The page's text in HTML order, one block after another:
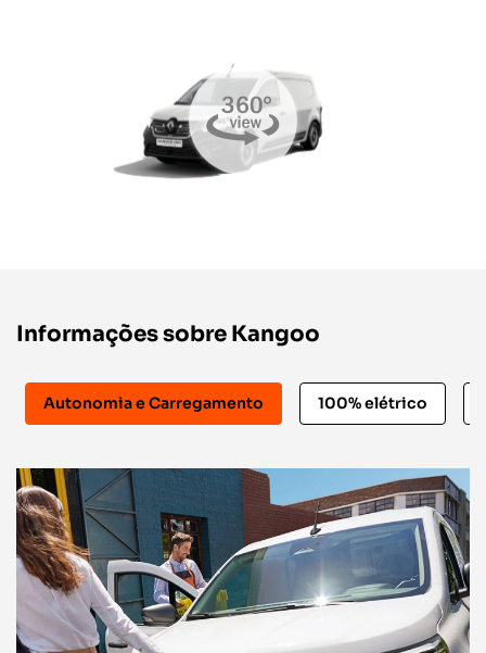
Informações sobre Kangoo
Autonomia e Carregamento 100% elétrico